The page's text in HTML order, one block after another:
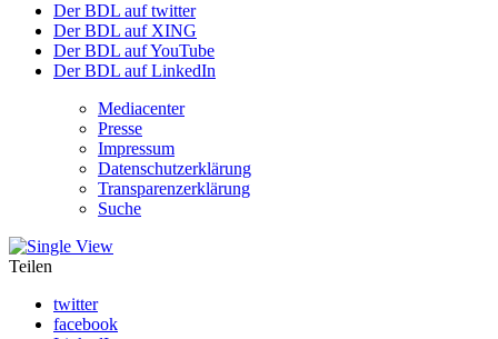
Der BDL auf twitter
Der BDL auf XING
Der BDL auf YouTube
Der BDL auf LinkedIn
Mediacenter
Presse
Impressum
Datenschutzerklärung
Transparenzerklärung
Suche
Teilen
twitter
facebook